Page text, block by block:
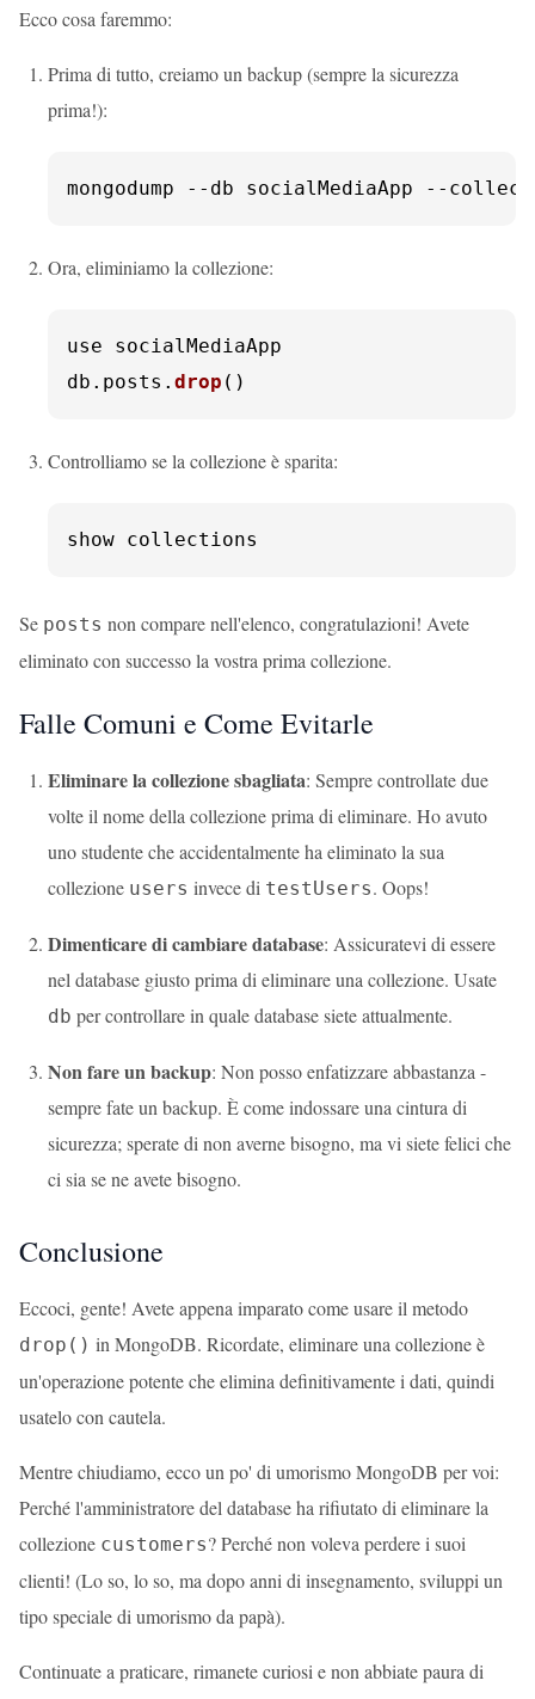
Ecco cosa faremmo:
Prima di tutto, creiamo un backup (sempre la sicurezza
prima!):
mongodump --db socialMediaApp --
Ora, eliminiamo la collezione:
use socialMediaApp
db. posts . drop ()
Controlliamo se la collezione è sparita:
show collections
Se posts non compare nell'elenco, congratulazioni! Avete
eliminato con successo la vostra prima collezione.
Falle Comuni e Come Evitarle
Eliminare la collezione sbagliata: Sempre controllate due
volte il nome della collezione prima di eliminare. Ho avuto
uno studente che accidentalmente ha eliminato la sua
collezione users invece di testUsers. Oops!
Dimenticare di cambiare database: Assicuratevi di essere
nel database giusto prima di eliminare una collezione. Usate
db per controllare in quale database siete attualmente.
Non fare un backup: Non posso enfatizzare abbastanza -
sempre fate un backup. È come indossare una cintura di
sicurezza; sperate di non averne bisogno, ma vi siete felici che
ci sia se ne avete bisogno.
Conclusione
Eccoci, gente! Avete appena imparato come usare il metodo
drop() in MongoDB. Ricordate, eliminare una collezione è
un'operazione potente che elimina definitivamente i dati, quindi
usatelo con cautela.
Mentre chiudiamo, ecco un po' di umorismo MongoDB per voi:
Perché l'amministratore del database ha rifiutato di eliminare la
collezione customers? Perché non voleva perdere i suoi
clienti! (Lo so, lo so, ma dopo anni di insegnamento, sviluppi un
tipo speciale di umorismo da papà).
Continuate a praticare, rimanete curiosi e non abbiate paura di